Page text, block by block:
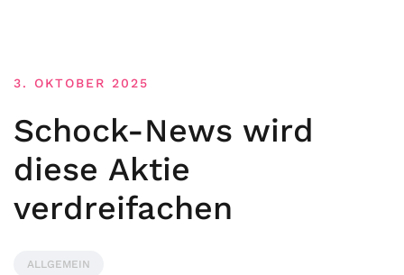
3. OKTOBER 2025
Schock-News wird
diese Aktie
verdreifachen
ALLGEMEIN